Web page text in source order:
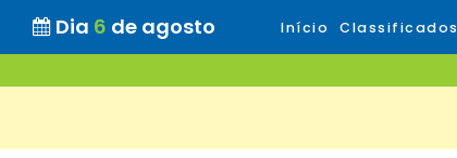
Dia 6 de agosto Início Classificados